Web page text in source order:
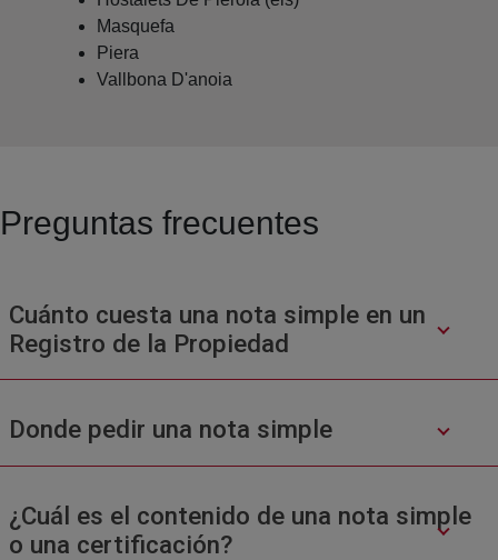
Masquefa
Piera
Vallbona D'anoia
Preguntas frecuentes
Cuánto cuesta una nota simple en un
Registro de la Propiedad
Donde pedir una nota simple
¿Cuál es el contenido de una nota simple
o una certificación?